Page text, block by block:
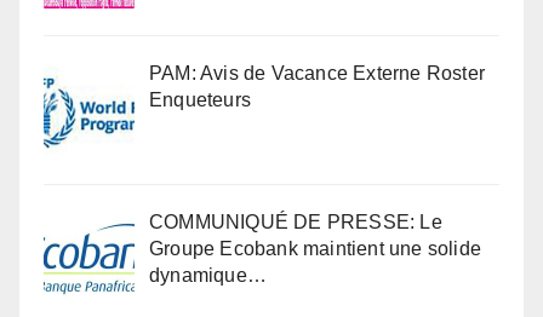
PAM: Avis de Vacance Externe Roster
Enqueteurs
COMMUNIQUÉ DE PRESSE: Le
Groupe Ecobank maintient une solide
dynamique…